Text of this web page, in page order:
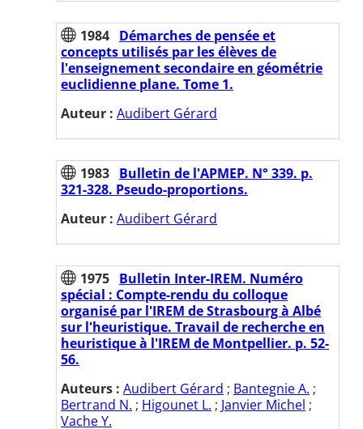
1984 Démarches de pensée et
concepts utilisés par les élèves de
l'enseignement secondaire en géométrie
euclidienne plane. Tome 1.
Auteur : Audibert Gérard
1983 Bulletin de l'APMEP. N° 339. p.
321-328. Pseudo-proportions.
Auteur : Audibert Gérard
1975 Bulletin Inter-IREM. Numéro
spécial : Compte-rendu du colloque
organisé par l'IREM de Strasbourg à Albé
sur l'heuristique. Travail de recherche en
heuristique à l'IREM de Montpellier. p. 52-
56.
Auteurs : Audibert Gérard ; Bantegnie A. ;
Bertrand N. ; Higounet L. ; Janvier Michel ;
Vache Y.